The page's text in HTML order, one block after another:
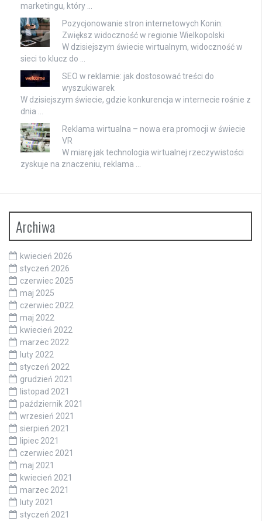
marketingu, który …
Pozycjonowanie stron internetowych Konin:
Zwiększ widoczność w regionie Wielkopolski
W dzisiejszym świecie wirtualnym, widoczność w
sieci to klucz do …
SEO w reklamie: jak dostosować treści do
wyszukiwarek
W dzisiejszym świecie, gdzie konkurencja w internecie rośnie z
dnia …
Reklama wirtualna – nowa era promocji w świecie
VR
W miarę jak technologia wirtualnej rzeczywistości
zyskuje na znaczeniu, reklama …
Archiwa
kwiecień 2026
styczeń 2026
czerwiec 2025
maj 2025
czerwiec 2022
maj 2022
kwiecień 2022
marzec 2022
luty 2022
styczeń 2022
grudzień 2021
listopad 2021
październik 2021
wrzesień 2021
sierpień 2021
lipiec 2021
czerwiec 2021
maj 2021
kwiecień 2021
marzec 2021
luty 2021
styczeń 2021